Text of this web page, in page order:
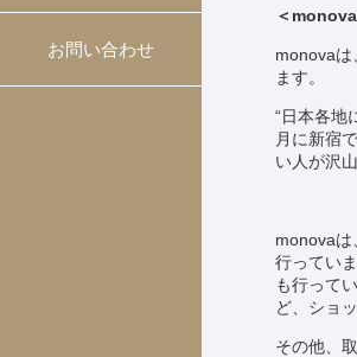
お問い合わせ
＜
monovaは
ます。
“日本各地
月に新宿
い人が沢
monovaは
行ってい
も行って
ど、ショ
その他、